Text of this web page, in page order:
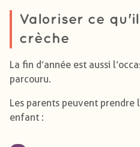
Valoriser ce
crèche
La fin d’année est aussi
parcouru.
Les parents peuvent
enfant :